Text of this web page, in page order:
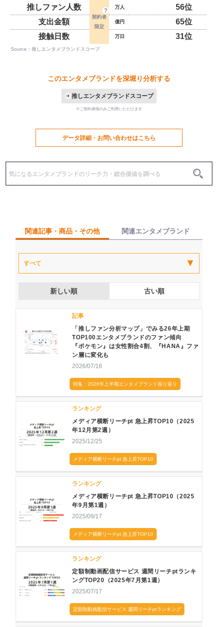
推しファン人数 万人
56位
支出金額
億円
65位
接触日数
万日 31位
Source：推しエンタメブランドスコープ
このエンタメブランドを深堀り分析する
推しエンタメブランドスコープ
※ご契約者様のみご利用いただけます
データ詳細・お問い合わせはこちら
関連記事・商品・その他 関連エンタメブランド
新しい順 古い順
記事
「推しファン分析マップ」でみる26年上期
TOP100エンタメブランドのファン傾向
『ポケモン』は女性割合4割、『HANA』ファ
ン層に変化も
2026/07/16
特集：2026年上半期エンタメブランド振り返り
ランキング
メディア横断リーチpt 急上昇TOP10（2025
年12月第2週）
2025/12/25
メディア横断リーチpt 急上昇TOP10
ランキング
メディア横断リーチpt 急上昇TOP10（2025
年9月第1週）
2025/09/17
メディア横断リーチpt 急上昇TOP10
ランキング
定額制動画配信サービス 週間リーチptランキ
ングTOP20（2025年7月第1週）
2025/07/17
定額制動画配信サービス 週間リーチptランキング